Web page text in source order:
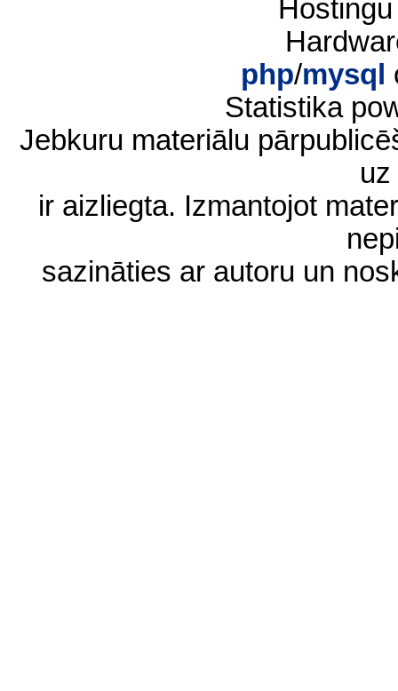
php/mysql
Statistika
Jebkuru materiālu
ir aizliegta. Izmantojot
sazināties ar autoru un